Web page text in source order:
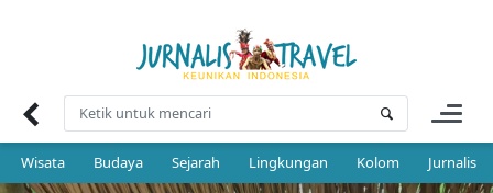
Wisata Budaya Sejarah Lingkungan Kolom Jurnalis